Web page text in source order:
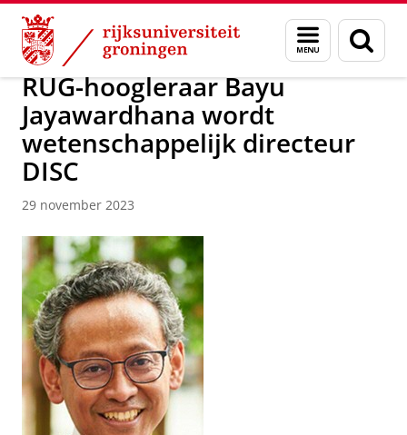
Skip
Content
Skip
Navigation
Menu
en
zoeken
Over ons Faculty of Science and Engineering Nieuws
RUG-hoogleraar Bayu
Jayawardhana wordt
wetenschappelijk directeur
DISC
29 november 2023